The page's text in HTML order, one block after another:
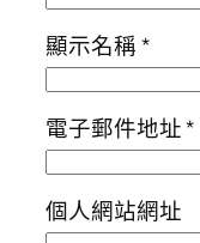
顯示名稱*
電子郵件地址*
個人網站網址